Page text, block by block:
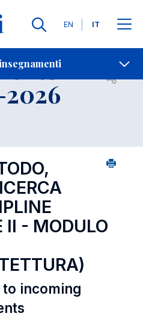
Lingue
EN IT
Contatti
2026 Open
II - MODULO
incoming